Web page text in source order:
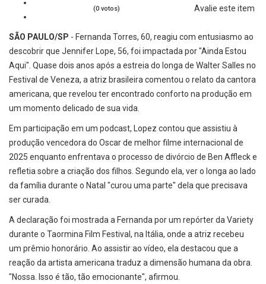
Avalie este item
(0 votos)
SÃO PAULO/SP - Fernanda Torres, 60, reagiu com entusiasmo ao
descobrir que Jennifer Lope, 56, foi impactada por "Ainda Estou
Aqui". Quase dois anos após a estreia do longa de Walter Salles no
Festival de Veneza, a atriz brasileira comentou o relato da cantora
americana, que revelou ter encontrado conforto na produção em
um momento delicado de sua vida.
Em participação em um podcast, Lopez contou que assistiu à
produção vencedora do Oscar de melhor filme internacional de
2025 enquanto enfrentava o processo de divórcio de Ben Affleck e
refletia sobre a criação dos filhos. Segundo ela, ver o longa ao lado
da família durante o Natal "curou uma parte" dela que precisava
ser curada.
A declaração foi mostrada a Fernanda por um repórter da Variety
durante o Taormina Film Festival, na Itália, onde a atriz recebeu
um prêmio honorário. Ao assistir ao vídeo, ela destacou que a
reação da artista americana traduz a dimensão humana da obra.
"Nossa. Isso é tão, tão emocionante", afirmou.